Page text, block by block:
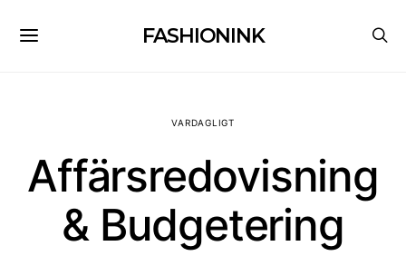
FASHIONINK
VARDAGLIGT
Affärsredovisning
& Budgetering